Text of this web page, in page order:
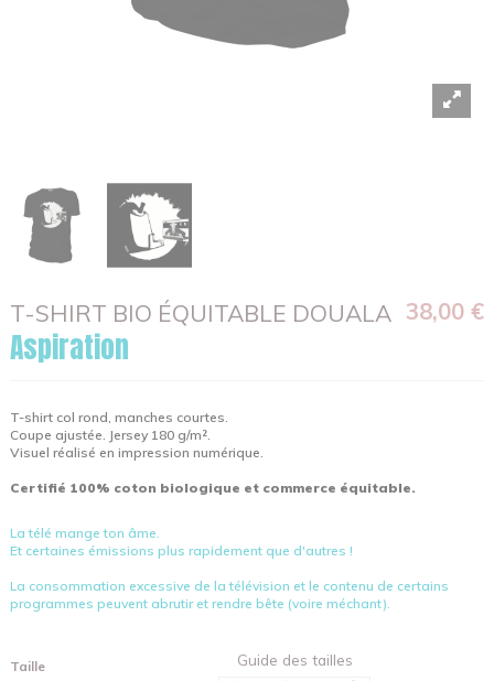
T-SHIRT BIO ÉQUITABLE DOUALA 38,00 €
Aspiration
T-shirt col rond, manches courtes.
Coupe ajustée. Jersey 180 g/m².
Visuel réalisé en impression numérique.
Certifié 100% coton biologique et commerce équitable.
La télé mange ton âme.
Et certaines émissions plus rapidement que d'autres !
La consommation excessive de la télévision et le contenu de certains
programmes peuvent abrutir et rendre bête (voire méchant).
Taille
Guide des tailles